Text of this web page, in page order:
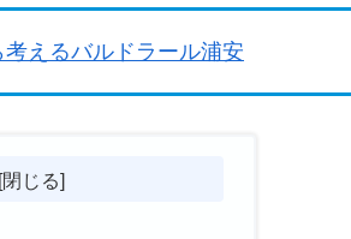
えるバルドラール浦安